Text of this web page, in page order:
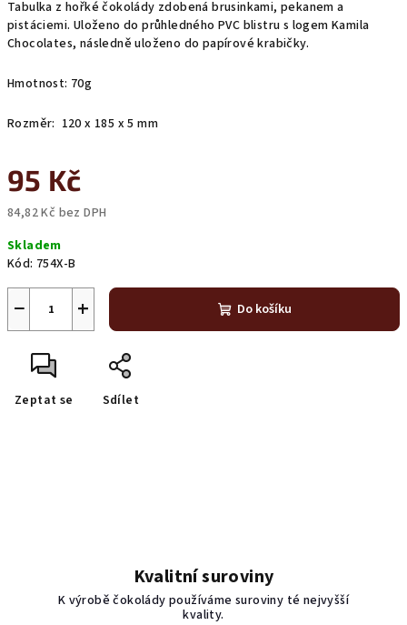
Tabulka z hořké čokolády zdobená brusinkami, pekanem a
pistáciemi. Uloženo do průhledného PVC blistru s logem Kamila
Chocolates, následně uloženo do papírové krabičky.
Hmotnost: 70g
Rozměr: 120 x 185 x 5 mm
95 Kč
84,82 Kč bez DPH
cena:
Skladem
Kód: 754X-B
+
− Do košíku
Zeptat se Sdílet
Kvalitní suroviny
K výrobě čokolády používáme suroviny té nejvyšší
kvality.